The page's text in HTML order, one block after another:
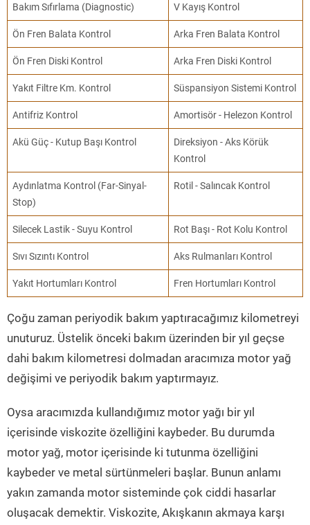
Bakım Sıfırlama (Diagnostic) V Kayış Kontrol
Ön Fren Balata Kontrol Arka Fren Balata Kontrol
Ön Fren Diski Kontrol Arka Fren Diski Kontrol
Yakıt Filtre Km. Kontrol Süspansiyon Sistemi Kontrol
Antifriz Kontrol Amortisör - Helezon Kontrol
Akü Güç - Kutup Başı Kontrol
Direksiyon - Aks Körük
Kontrol
Aydınlatma Kontrol (Far-Sinyal-
Stop)
Rotil - Salıncak Kontrol
Silecek Lastik - Suyu Kontrol Rot Başı - Rot Kolu Kontrol
Sıvı Sızıntı Kontrol Aks Rulmanları Kontrol
Yakıt Hortumları Kontrol Fren Hortumları Kontrol
Çoğu zaman periyodik bakım yaptıracağımız kilometreyi
unuturuz. Üstelik önceki bakım üzerinden bir yıl geçse
dahi bakım kilometresi dolmadan aracımıza motor yağ
değişimi ve periyodik bakım yaptırmayız.
Oysa aracımızda kullandığımız motor yağı bir yıl
içerisinde viskozite özelliğini kaybeder. Bu durumda
motor yağ, motor içerisinde ki tutunma özelliğini
kaybeder ve metal sürtünmeleri başlar. Bunun anlamı
yakın zamanda motor sisteminde çok ciddi hasarlar
oluşacak demektir. Viskozite, Akışkanın akmaya karşı